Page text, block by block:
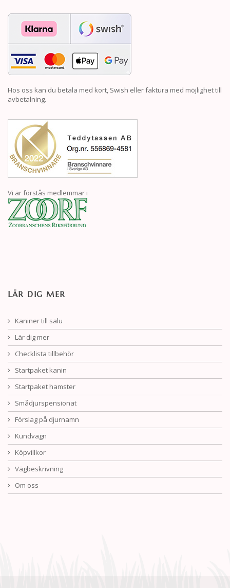
Hos oss kan du betala med kort, Swish eller faktura med möjlighet till
avbetalning.
Vi är förstås medlemmar i
LÄR DIG MER
Kaniner till salu
Lär dig mer
Checklista tillbehör
Startpaket kanin
Startpaket hamster
Smådjurspensionat
Förslag på djurnamn
Kundvagn
Köpvillkor
Vägbeskrivning
Om oss